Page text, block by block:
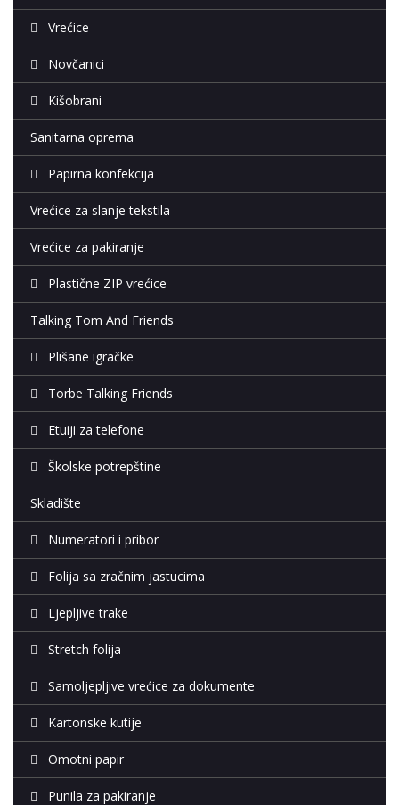
Vrećice
Novčanici
Kišobrani
Sanitarna oprema
Papirna konfekcija
Vrećice za slanje tekstila
Vrećice za pakiranje
Plastične ZIP vrećice
Talking Tom And Friends
Plišane igračke
Torbe Talking Friends
Etuiji za telefone
Školske potrepštine
Skladište
Numeratori i pribor
Folija sa zračnim jastucima
Ljepljive trake
Stretch folija
Samoljepljive vrećice za dokumente
Kartonske kutije
Omotni papir
Punila za pakiranje